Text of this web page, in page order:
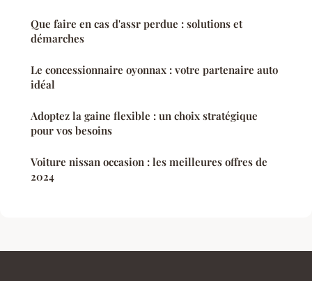
Que faire en cas d'assr perdue : solutions et
démarches
Le concessionnaire oyonnax : votre partenaire auto
idéal
Adoptez la gaine flexible : un choix stratégique
pour vos besoins
Voiture nissan occasion : les meilleures offres de
2024